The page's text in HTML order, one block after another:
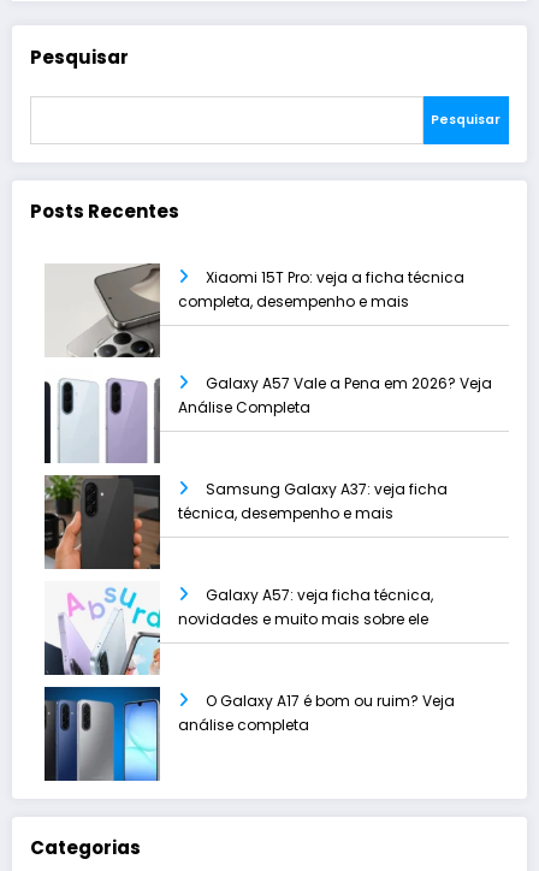
Pesquisar
Pesquisar
Posts Recentes
Xiaomi 15T Pro: veja a ficha técnica
completa, desempenho e mais
Galaxy A57 Vale a Pena em 2026? Veja
Análise Completa
Samsung Galaxy A37: veja ficha
técnica, desempenho e mais
Galaxy A57: veja ficha técnica,
novidades e muito mais sobre ele
O Galaxy A17 é bom ou ruim? Veja
análise completa
Categorias